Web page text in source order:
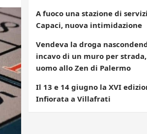
A fuoco una stazione di
Capaci, nuova intimidazione
Vendeva la droga
incavo di un muro per
uomo allo Zen di Palermo
Il 13 e 14 giugno la XVI
Infiorata a Villafrati